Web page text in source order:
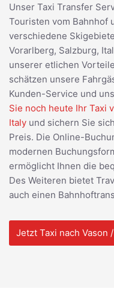
Unser Taxi Transfer
Touristen vom Bahnhof
verschiedene
Vorarlberg, Salzburg,
unserer etlichen
schätzen unsere
Kunden-Service und
Sie noch heute Ihr Taxi
Italy und sichern Sie
Preis. Die Online-
modernen
ermöglicht Ihnen die
Des Weiteren bietet
auch einen
Jetzt Taxi nach Vason